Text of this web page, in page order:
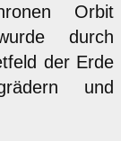
Orbit
durch
der Erde
und